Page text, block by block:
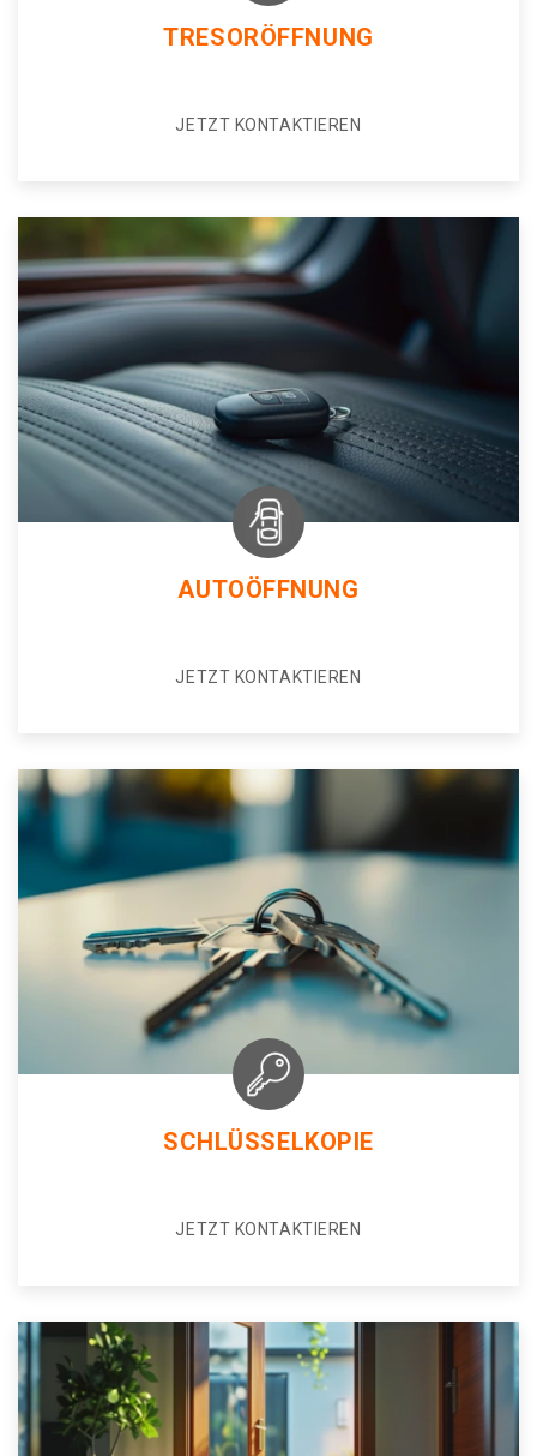
TRESORÖFFNUNG
JETZT KONTAKTIEREN
AUTOÖFFNUNG
JETZT KONTAKTIEREN
SCHLÜSSELKOPIE
JETZT KONTAKTIEREN